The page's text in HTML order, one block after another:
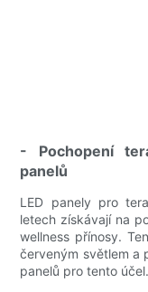
- Pochopení
panelů
LED panely pro
letech získávají na
wellness přínosy.
červeným světlem a
panelů pro tento účel.